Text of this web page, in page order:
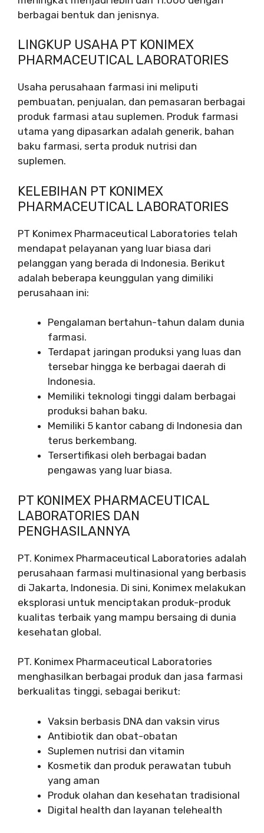
berbagai bentuk dan jenisnya.
LINGKUP USAHA PT KONIMEX
PHARMACEUTICAL LABORATORIES
Usaha perusahaan farmasi ini meliputi
pembuatan, penjualan, dan pemasaran berbagai
produk farmasi atau suplemen. Produk farmasi
utama yang dipasarkan adalah generik, bahan
baku farmasi, serta produk nutrisi dan
suplemen.
KELEBIHAN PT KONIMEX
PHARMACEUTICAL LABORATORIES
PT Konimex Pharmaceutical Laboratories telah
mendapat pelayanan yang luar biasa dari
pelanggan yang berada di Indonesia. Berikut
adalah beberapa keunggulan yang dimiliki
perusahaan ini:
Pengalaman bertahun-tahun dalam dunia
farmasi.
Terdapat jaringan produksi yang luas dan
tersebar hingga ke berbagai daerah di
Indonesia.
Memiliki teknologi tinggi dalam berbagai
produksi bahan baku.
Memiliki 5 kantor cabang di Indonesia dan
terus berkembang.
Tersertifikasi oleh berbagai badan
pengawas yang luar biasa.
PT KONIMEX PHARMACEUTICAL
LABORATORIES DAN
PENGHASILANNYA
PT. Konimex Pharmaceutical Laboratories adalah
perusahaan farmasi multinasional yang berbasis
di Jakarta, Indonesia. Di sini, Konimex melakukan
eksplorasi untuk menciptakan produk-produk
kualitas terbaik yang mampu bersaing di dunia
kesehatan global.
PT. Konimex Pharmaceutical Laboratories
menghasilkan berbagai produk dan jasa farmasi
berkualitas tinggi, sebagai berikut:
Vaksin berbasis DNA dan vaksin virus
Antibiotik dan obat-obatan
Suplemen nutrisi dan vitamin
Kosmetik dan produk perawatan tubuh
yang aman
Produk olahan dan kesehatan tradisional
Digital health dan layanan telehealth